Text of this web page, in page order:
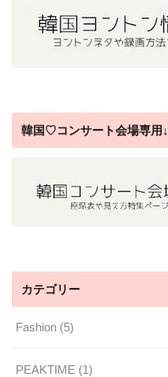
韓国♡コンサート会場専用↓
カテゴリー
Fashion (5)
PEAKTIME (1)